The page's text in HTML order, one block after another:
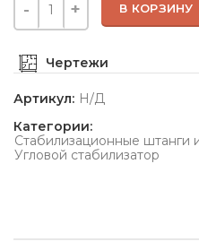
В КОРЗИНУ
Чертежи
Артикул: Н/Д
Категории:
Стабилизационные штанги
Угловой стабилизатор